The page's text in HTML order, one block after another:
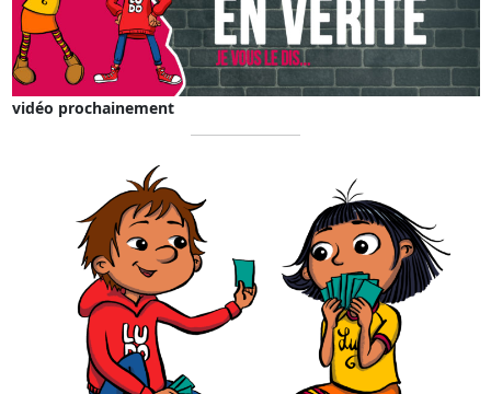
vidéo prochainement